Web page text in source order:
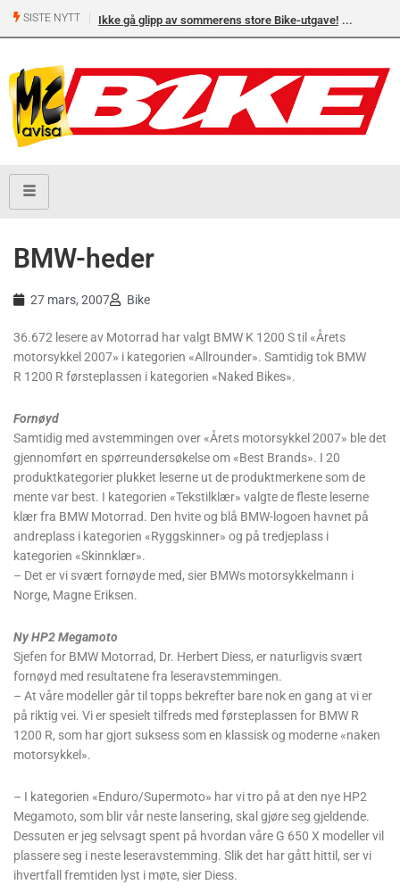
SISTE NYTT Ikke gå glipp av sommerens store Bike-utgave!
BMW-heder
27 mars, 2007 Bike
36.672 lesere av Motorrad har valgt BMW K 1200 S til «Årets
motorsykkel 2007» i kategorien «Allrounder». Samtidig tok BMW
R 1200 R førsteplassen i kategorien «Naked Bikes».
Fornøyd
Samtidig med avstemmingen over «Årets motorsykkel 2007» ble det
gjennomført en spørreundersøkelse om «Best Brands». I 20
produktkategorier plukket leserne ut de produktmerkene som de
mente var best. I kategorien «Tekstilklær» valgte de fleste leserne
klær fra BMW Motorrad. Den hvite og blå BMW-logoen havnet på
andreplass i kategorien «Ryggskinner» og på tredjeplass i
kategorien «Skinnklær».
– Det er vi svært fornøyde med, sier BMWs motorsykkelmann i
Norge, Magne Eriksen.
Ny HP2 Megamoto
Sjefen for BMW Motorrad, Dr. Herbert Diess, er naturligvis svært
fornøyd med resultatene fra leseravstemmingen.
– At våre modeller går til topps bekrefter bare nok en gang at vi er
på riktig vei. Vi er spesielt tilfreds med førsteplassen for BMW R
1200 R, som har gjort suksess som en klassisk og moderne «naken
motorsykkel».
– I kategorien «Enduro/Supermoto» har vi tro på at den nye HP2
Megamoto, som blir vår neste lansering, skal gjøre seg gjeldende.
Dessuten er jeg selvsagt spent på hvordan våre G 650 X modeller vil
plassere seg i neste leseravstemming. Slik det har gått hittil, ser vi
ihvertfall fremtiden lyst i møte, sier Diess.